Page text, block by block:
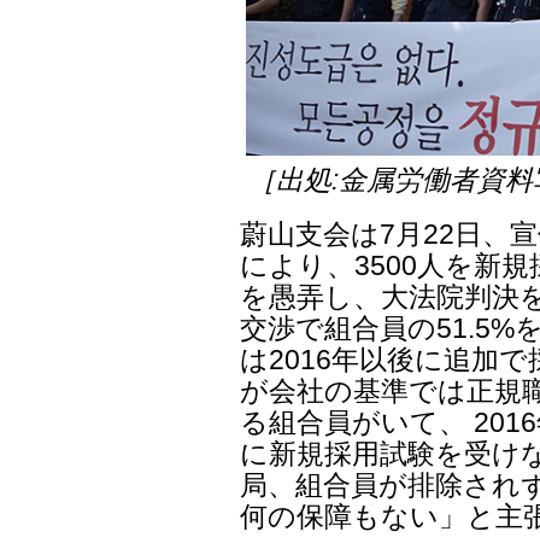
［出処:金属労働者資
蔚山支会は7月22日、
により、3500人を新
を愚弄し、大法院判決
交渉で組合員の51.5%
は2016年以後に追加
が会社の基準では正規
る組合員がいて、
に新規採用試験を受け
局、組合員が排除され
何の保障もない」と主